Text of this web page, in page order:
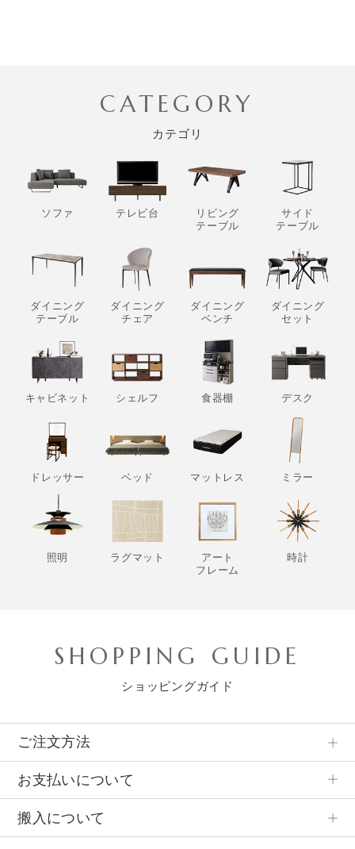
CATEGORY
カテゴリ
ソファ テレビ台
リビング
テーブル
サイド
テーブル
ダイニング
テーブル
ダイニング
チェア
ダイニング
ベンチ
ダイニング
セット
キャビネット シェルフ 食器棚 デスク
ドレッサー ベッド マットレス ミラー
照明 ラグマット
アート
フレーム
時計
SHOPPING GUIDE
ショッピングガイド
ご注文方法
お支払いについて
搬入について